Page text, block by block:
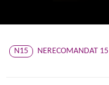
N15
NERECOMANDAT 15